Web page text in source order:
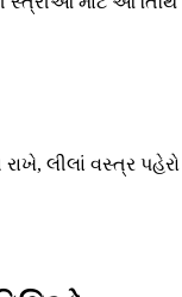
લીલાં વસ્ત્ર પહેરો